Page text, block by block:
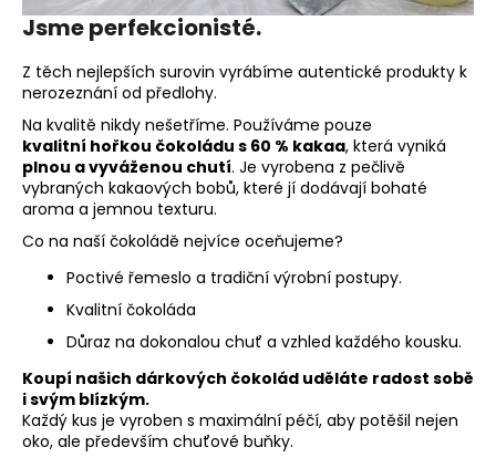
Jsme perfekcionisté.
Z těch nejlepších surovin vyrábíme autentické produkty k
nerozeznání od předlohy.
Na kvalitě nikdy nešetříme. Používáme pouze
kvalitní hořkou čokoládu s 60 % kakaa, která vyniká
plnou a vyváženou chutí. Je vyrobena z pečlivě
vybraných kakaových bobů, které jí dodávají bohaté
aroma a jemnou texturu.
Co na naší čokoládě nejvíce oceňujeme?
Poctivé řemeslo a tradiční výrobní postupy.
Kvalitní čokoláda
Důraz na dokonalou chuť a vzhled každého kousku.
Koupí našich dárkových čokolád uděláte radost sobě
i svým blízkým.
Každý kus je vyroben s maximální péčí, aby potěšil nejen
oko, ale především chuťové buňky.
a
j
í
t
?
HLEDAT
o
p
o
r